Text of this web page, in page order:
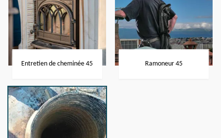
Entretien de cheminée 45 Ramoneur 45